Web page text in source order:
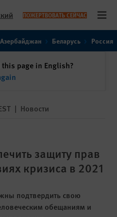
ПОЖЕРТВОВАТЬ СЕЙЧАС
Азербайджан Беларусь Россия
page in English?
| Новости
защиту прав
кризиса в 2021
подтвердить свою
обещаниям и